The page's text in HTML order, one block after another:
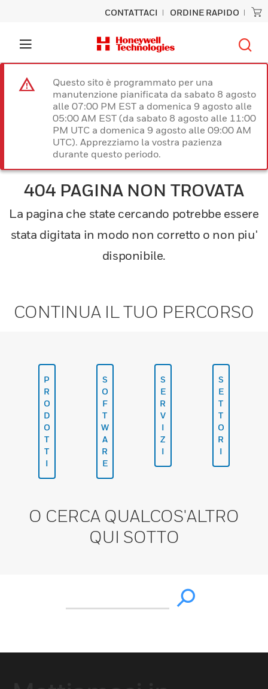
CONTATTACI ORDINE RAPIDO
Questo sito è programmato per una
manutenzione pianificata da sabato 8 agosto
alle 07:00 PM EST a domenica 9 agosto alle
05:00 AM EST (da sabato 8 agosto alle 11:00
PM UTC a domenica 9 agosto alle 09:00 AM
UTC). Apprezziamo la vostra pazienza
durante questo periodo.
404 PAGINA NON TROVATA
La pagina che state cercando potrebbe essere
stata digitata in modo non corretto o non piu'
disponibile.
CONTINUA IL TUO PERCORSO
P
R
O
D
O
T
T
I
S
O
F
T
W
A
R
E
S
E
R
V
I
Z
I
S
E
T
T
O
R
I
O CERCA QUALCOS'ALTRO
QUI SOTTO